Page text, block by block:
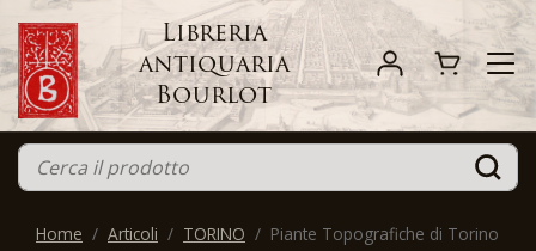
Libreria
antiquaria
Bourlot
Home Articoli TORINO Piante Topografiche di Torino